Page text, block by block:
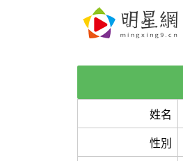
姓名
性別